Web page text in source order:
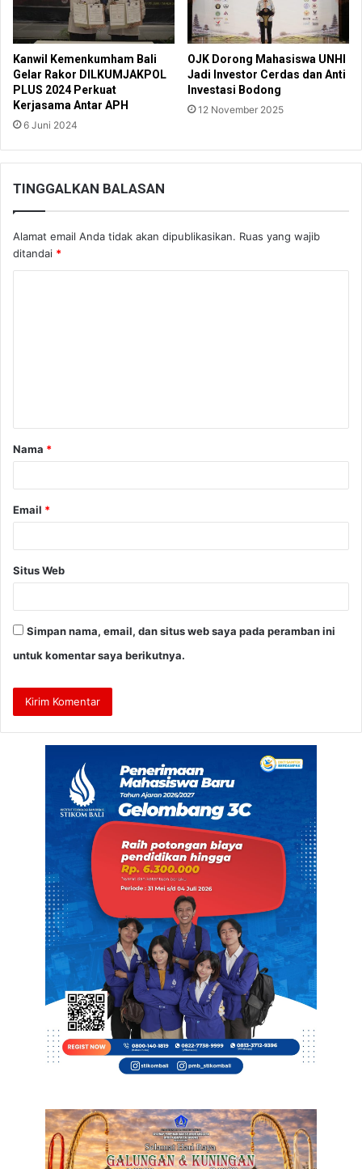
Kanwil Kemenkumham Bali
Gelar Rakor DILKUMJAKPOL
PLUS 2024 Perkuat
Kerjasama Antar APH
6 Juni 2024
OJK Dorong Mahasiswa UNHI
Jadi Investor Cerdas dan Anti
Investasi Bodong
12 November 2025
TINGGALKAN BALASAN
Alamat email Anda tidak akan dipublikasikan. Ruas yang wajib
ditandai *
a
r
Nama *
Email *
Situs Web
Simpan nama, email, dan situs web saya pada peramban ini
untuk komentar saya berikutnya.